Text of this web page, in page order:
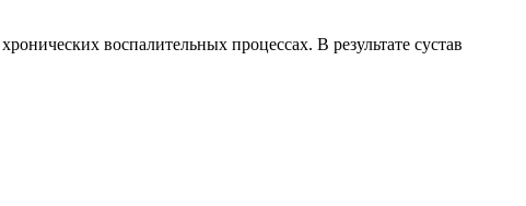
воспалительных процессах. В результате сустав